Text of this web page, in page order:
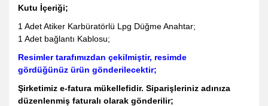
Kutu İçeriği;
1 Adet Atiker Karbüratörlü Lpg Düğme Anahtar;
1 Adet bağlantı Kablosu;
Resimler tarafımızdan çekilmiştir, resimde
gördüğünüz ürün gönderilecektir;
Şirketimiz e-fatura mükellefidir. Siparişleriniz adınıza
düzenlenmiş faturalı olarak gönderilir;